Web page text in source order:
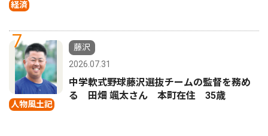
経済
7
人物風土記
藤沢
2026.07.31
中学軟式野球藤沢選抜チームの監督を務め
る 田畑 颯太さん 本町在住 35歳